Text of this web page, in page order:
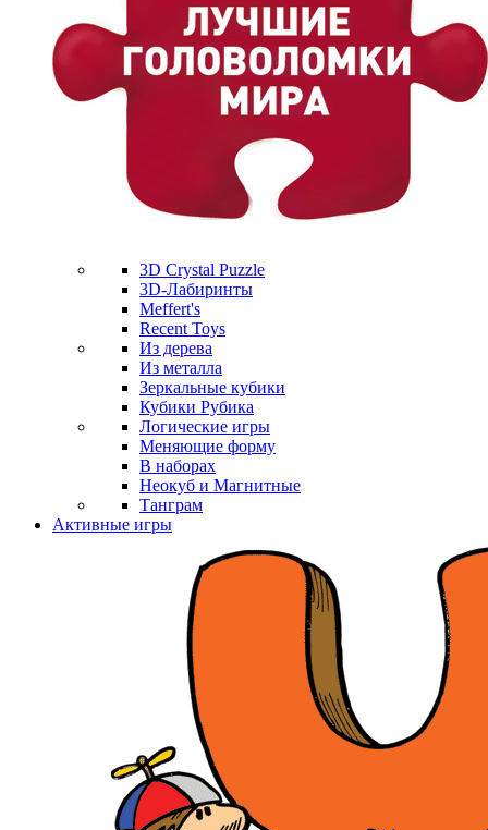
3D Crystal Puzzle
3D-Лабиринты
Meffert's
Recent Toys
Из дерева
Из металла
Зеркальные кубики
Кубики Рубика
Логические игры
Меняющие форму
В наборах
Неокуб и Магнитные
Танграм
Активные игры